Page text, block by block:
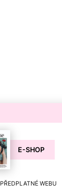
E-SHOP
PŘEDPLATNÉ WEBU